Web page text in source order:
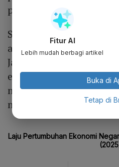
pertumbuhan.
Sementara itu, Dana
atau IMF dalam
Januari 2026
ekonomi Indonesia
mencapai 5% dan
menjadi 5,1% pada
Fitur AI
Lebih mudah berbagi artikel
Buka di
Tetap di